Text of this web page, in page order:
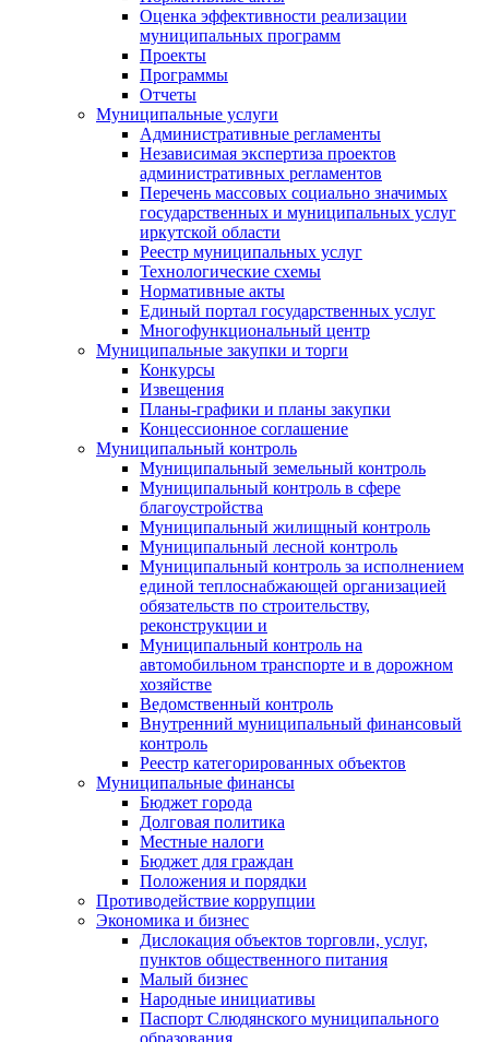
Оценка эффективности реализации
муниципальных программ
Проекты
Программы
Отчеты
Муниципальные услуги
Административные регламенты
Независимая экспертиза проектов
административных регламентов
Перечень массовых социально значимых
государственных и муниципальных услуг
иркутской области
Реестр муниципальных услуг
Технологические схемы
Нормативные акты
Единый портал государственных услуг
Многофункциональный центр
Муниципальные закупки и торги
Конкурсы
Извещения
Планы-графики и планы закупки
Концессионное соглашение
Муниципальный контроль
Муниципальный земельный контроль
Муниципальный контроль в сфере
благоустройства
Муниципальный жилищный контроль
Муниципальный лесной контроль
Муниципальный контроль за исполнением
единой теплоснабжающей организацией
обязательств по строительству,
реконструкции и
Муниципальный контроль на
автомобильном транспорте и в дорожном
хозяйстве
Ведомственный контроль
Внутренний муниципальный финансовый
контроль
Реестр категорированных объектов
Муниципальные финансы
Бюджет города
Долговая политика
Местные налоги
Бюджет для граждан
Положения и порядки
Противодействие коррупции
Экономика и бизнес
Дислокация объектов торговли, услуг,
пунктов общественного питания
Малый бизнес
Народные инициативы
Паспорт Слюдянского муниципального